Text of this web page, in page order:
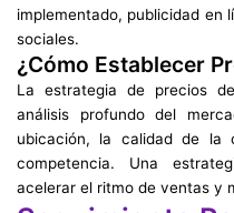
implementado, publicidad en
sociales.
¿Cómo Establecer
La estrategia de precios
análisis profundo del
ubicación, la calidad de la
competencia. Una
acelerar el ritmo de ventas y